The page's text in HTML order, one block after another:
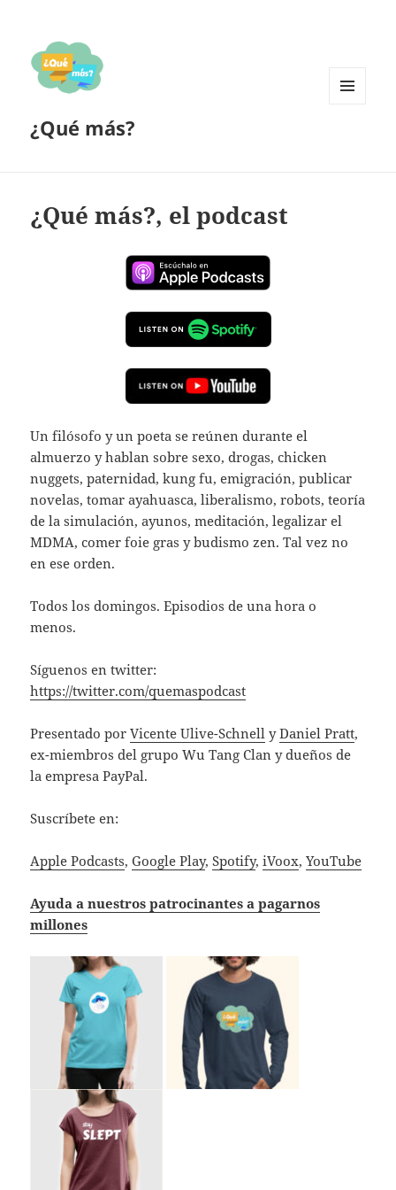
¿Qué más?
¿Qué más?, el podcast
Un filósofo y un poeta se reúnen durante el
almuerzo y hablan sobre sexo, drogas, chicken
nuggets, paternidad, kung fu, emigración, publicar
novelas, tomar ayahuasca, liberalismo, robots, teoría
de la simulación, ayunos, meditación, legalizar el
MDMA, comer foie gras y budismo zen. Tal vez no
en ese orden.
Todos los domingos. Episodios de una hora o
menos.
Síguenos en twitter:
https://twitter.com/quemaspodcast
Presentado porVicente Ulive-Schnell yDaniel Pratt,
ex-miembros del grupo Wu Tang Clan y dueños de
la empresa PayPal.
Suscríbete en:
Apple Podcasts,Google Play,Spotify,iVoox,YouTube
Ayuda a nuestros patrocinantes a pagarnos
millones